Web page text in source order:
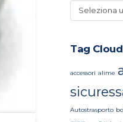
Categorie
news
Tag Cloud
accessori alime
Autostrasporto